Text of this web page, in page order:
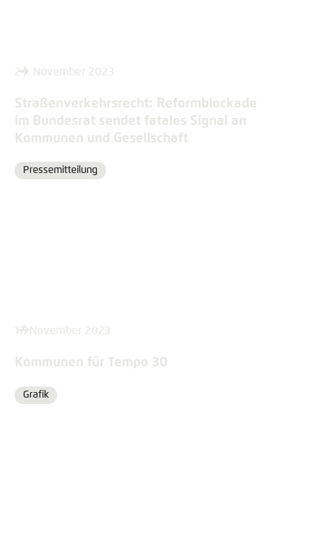
24. November 2023
Straßenverkehrsrecht: Reformblockade
im Bundesrat sendet fatales Signal an
Kommunen und Gesellschaft
Format
Pressemitteilung
17. November 2023
Kommunen für Tempo 30
Format
Grafik